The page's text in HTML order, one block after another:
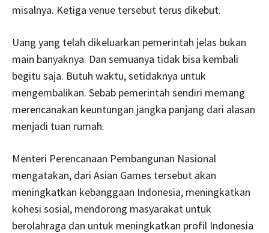
misalnya. Ketiga venue tersebut terus dikebut.
Uang yang telah dikeluarkan pemerintah jelas bukan
main banyaknya. Dan semuanya tidak bisa kembali
begitu saja. Butuh waktu, setidaknya untuk
mengembalikan. Sebab pemerintah sendiri memang
merencanakan keuntungan jangka panjang dari alasan
menjadi tuan rumah.
Menteri Perencanaan Pembangunan Nasional
mengatakan, dari Asian Games tersebut akan
meningkatkan kebanggaan Indonesia, meningkatkan
kohesi sosial, mendorong masyarakat untuk
berolahraga dan untuk meningkatkan profil Indonesia